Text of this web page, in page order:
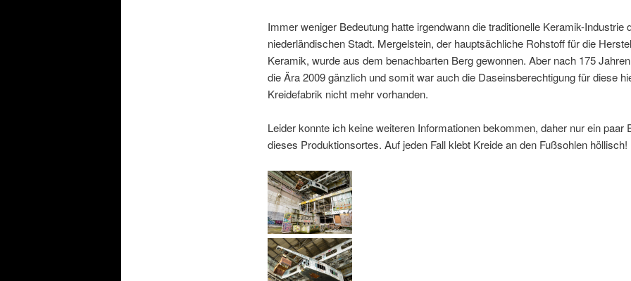
Immer weniger Bedeutung hatte irgendwann die traditionelle Keramik-Industrie
niederländischen Stadt. Mergelstein, der hauptsächliche Rohstoff für die
Keramik, wurde aus dem benachbarten Berg gewonnen. Aber nach 175
die Ära 2009 gänzlich und somit war auch die Daseinsberechtigung für diese
Kreidefabrik nicht mehr vorhanden.
Leider konnte ich keine weiteren Informationen bekommen, daher nur ein paar
dieses Produktionsortes. Auf jeden Fall klebt Kreide an den Fußsohlen höllisch!